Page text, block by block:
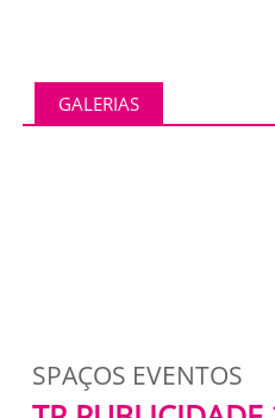
GALERIAS
SPAÇOS EVENTOS